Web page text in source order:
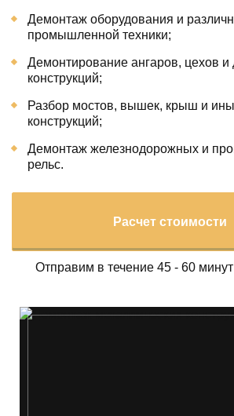
Демонтаж оборудования и
промышленной техники;
Демонтирование ангаров, цехов и
конструкций;
Разбор мостов, вышек, крыш и
конструкций;
Демонтаж железнодорожных и
рельс.
Расчет стоимости
Отправим в течение 45 - 60 минут